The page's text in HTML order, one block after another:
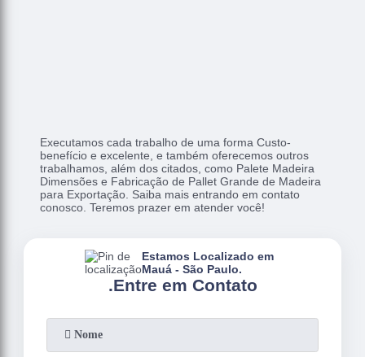
Executamos cada trabalho de uma forma Custo-
benefício e excelente, e também oferecemos outros
trabalhamos, além dos citados, como Palete Madeira
Dimensões e Fabricação de Pallet Grande de Madeira
para Exportação. Saiba mais entrando em contato
conosco. Teremos prazer em atender você!
.Entre em Contato
Estamos Localizado em
Mauá - São Paulo.